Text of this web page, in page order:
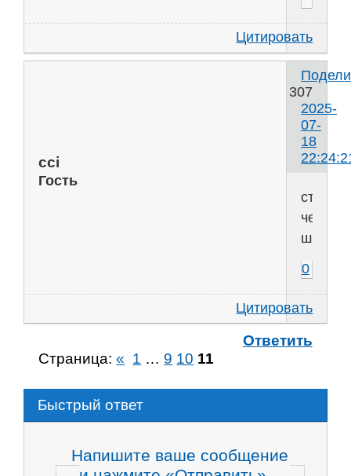
Цитировать
307
2025-
07-
18
cci
Гость
0
Цитировать
Ответить
Страница:« 1 … 9 10 11
Быстрый ответ
Напишите ваше сообщение